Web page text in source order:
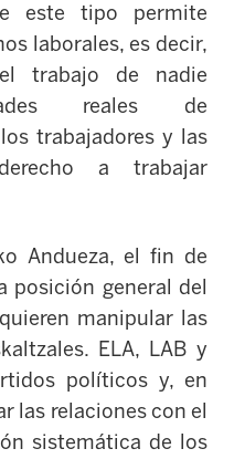
este tipo permite
laborales, es decir,
trabajo de nadie
reales de
trabajadores y las
a trabajar
Andueza, el fin de
posición general del
manipular las
ELA, LAB y
políticos y, en
las relaciones con el
sistemática de los